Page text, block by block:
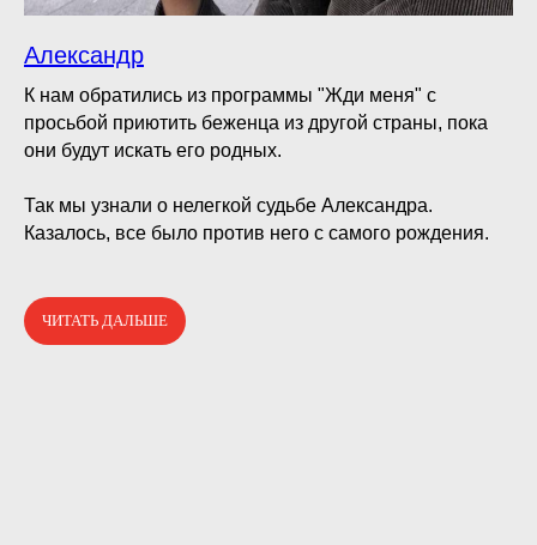
Александр
К нам обратились из программы "Жди меня" с
просьбой приютить беженца из другой страны, пока
они будут искать его родных.
Так мы узнали о нелегкой судьбе Александра.
Казалось, все было против него с самого рождения.
ЧИТАТЬ ДАЛЬШЕ